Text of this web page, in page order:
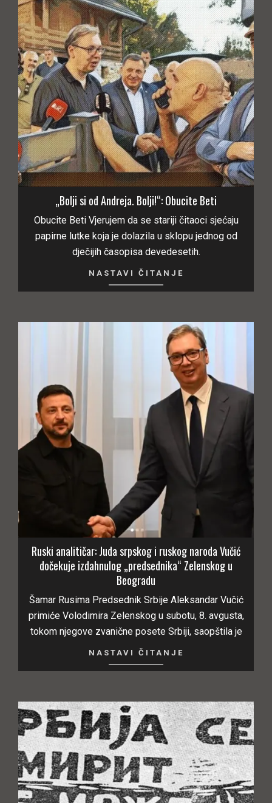
„Bolji si od Andreja. Bolji!“: Obucite Beti
Obucite Beti Vjerujem da se stariji čitaoci sjećaju
papirne lutke koja je dolazila u sklopu jednog od
dječijih časopisa devedesetih.
NASTAVI ČITANJE
Ruski analitičar: Juda srpskog i ruskog naroda Vučić
dočekuje izdahnulog „predsednika“ Zelenskog u
Beogradu
Šamar Rusima Predsednik Srbije Aleksandar Vučić
primiće Volodimira Zelenskog u subotu, 8. avgusta,
tokom njegove zvanične posete Srbiji, saopštila je
NASTAVI ČITANJE